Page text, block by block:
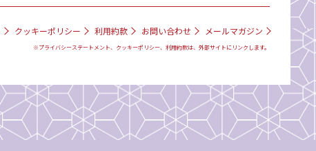
クッキーポリシー 利用約款 お問い合わせ メールマガジン
※プライバシーステートメント、クッキーポリシー、利用約款は、外部サイトにリンクします。